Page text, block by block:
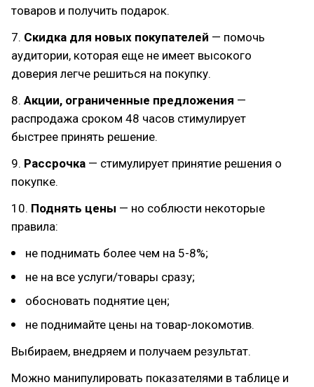
товаров и получить подарок.
7. Скидка для новых покупателей — помочь
аудитории, которая еще не имеет высокого
доверия легче решиться на покупку.
8. Акции, ограниченные предложения —
распродажа сроком 48 часов стимулирует
быстрее принять решение.
9. Рассрочка — стимулирует принятие решения о
покупке.
10. Поднять цены — но соблюсти некоторые
правила:
не поднимать более чем на 5-8%;
не на все услуги/товары сразу;
обосновать поднятие цен;
не поднимайте цены на товар-локомотив.
Выбираем, внедряем и получаем результат.
Можно манипулировать показателями в таблице и